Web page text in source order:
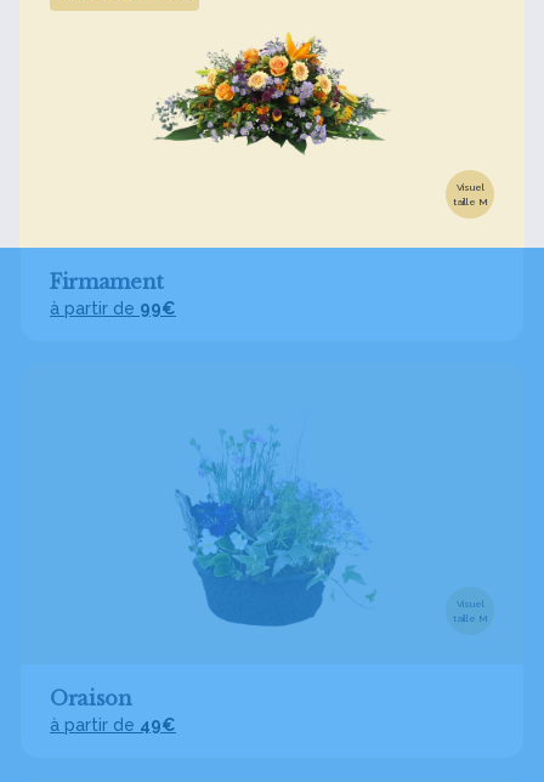
Visuel
taille M
Firmament
à partir de 99€
Visuel
taille M
Oraison
à partir de 49€